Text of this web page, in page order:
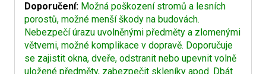
Doporučení: Možná poškození stromů a lesních
porostů, možné menší škody na budovách.
Nebezpečí úrazu uvolněnými předměty a zlomenými
větvemi, možné komplikace v dopravě. Doporučuje
se zajistit okna, dveře, odstranit nebo upevnit volně
uložené předměty, zabezpečit skleníky apod. Dbát